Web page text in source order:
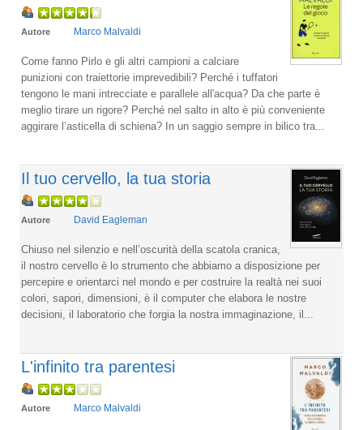
Autore Marco Malvaldi
Come fanno Pirlo e gli altri campioni a calciare
punizioni con traiettorie imprevedibili? Perché i tuffatori
tengono le mani intrecciate e parallele all'acqua? Da che parte è
meglio tirare un rigore? Perché nel salto in alto è più conveniente
aggirare l’asticella di schiena? In un saggio sempre in bilico tra...
Il tuo cervello, la tua storia
Autore David Eagleman
Chiuso nel silenzio e nell’oscurità della scatola cranica,
il nostro cervello è lo strumento che abbiamo a disposizione per
percepire e orientarci nel mondo e per costruire la realtà nei suoi
colori, sapori, dimensioni, è il computer che elabora le nostre
decisioni, il laboratorio che forgia la nostra immaginazione, il...
L'infinito tra parentesi
Autore Marco Malvaldi